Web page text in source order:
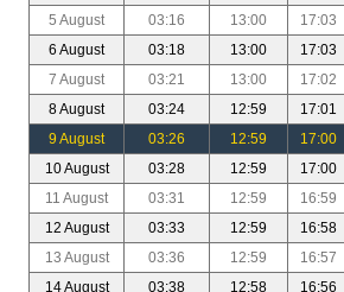
5 August
03:16 13:00 17:03
6 August
03:18 13:00 17:03
7 August
03:21 13:00 17:02
8 August
03:24 12:59 17:01
9 August
03:26 12:59 17:00
10 August
03:28 12:59 17:00
11 August
03:31 12:59 16:59
12 August
03:33 12:59 16:58
13 August
03:36 12:59 16:57
14 August
03:38 12:58 16:56